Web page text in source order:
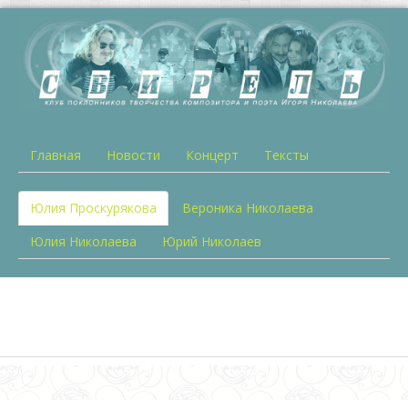
Главная Новости Концерт Тексты
Юлия Проскурякова
Вероника Николаева
Юлия Николаева
Юрий Николаев